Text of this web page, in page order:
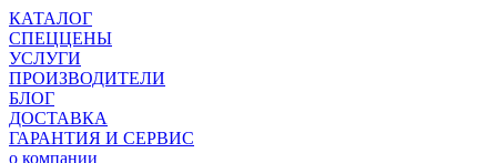
КАТАЛОГ
СПЕЦЦЕНЫ
УСЛУГИ
ПРОИЗВОДИТЕЛИ
БЛОГ
ДОСТАВКА
ГАРАНТИЯ И СЕРВИС
о компании